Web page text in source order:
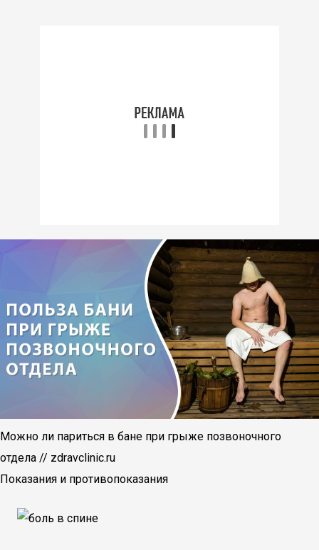
Можно ли париться в бане при грыже позвоночного
отдела // zdravclinic.ru
Показания и противопоказания